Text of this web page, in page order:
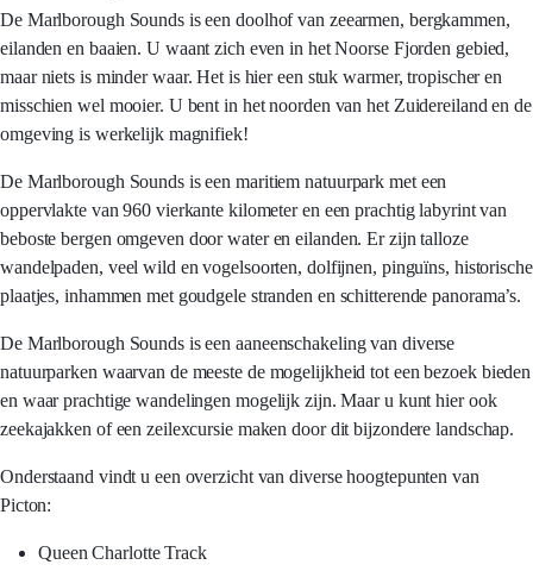
De Marlborough Sounds is een doolhof van zeearmen, bergkammen,
eilanden en baaien. U waant zich even in het Noorse Fjorden gebied,
maar niets is minder waar. Het is hier een stuk warmer, tropischer en
misschien wel mooier. U bent in het noorden van het Zuidereiland en de
omgeving is werkelijk magnifiek!
De Marlborough Sounds is een maritiem natuurpark met een
oppervlakte van 960 vierkante kilometer en een prachtig labyrint van
beboste bergen omgeven door water en eilanden. Er zijn talloze
wandelpaden, veel wild en vogelsoorten, dolfijnen, pinguïns, historische
plaatjes, inhammen met goudgele stranden en schitterende panorama’s.
De Marlborough Sounds is een aaneenschakeling van diverse
natuurparken waarvan de meeste de mogelijkheid tot een bezoek bieden
en waar prachtige wandelingen mogelijk zijn. Maar u kunt hier ook
zeekajakken of een zeilexcursie maken door dit bijzondere landschap.
Onderstaand vindt u een overzicht van diverse hoogtepunten van
Picton:
Queen Charlotte Track